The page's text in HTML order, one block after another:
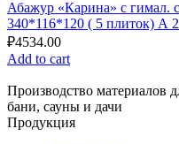
Абажур «Карина» с гимал.
340*116*120 ( 5 плиток) А
₽4534.00
Add to cart
Производство материалов
бани, сауны и дачи
Продукция